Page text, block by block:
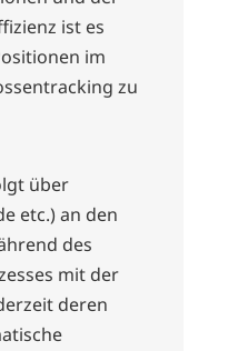
ist es
im
zu
über
etc.) an den
des
mit der
deren